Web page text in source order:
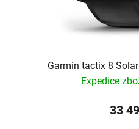
Garmin tactix 8
Expedice
33